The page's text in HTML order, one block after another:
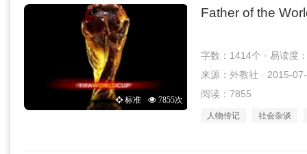
标准 7855次
Father of the
字数：1414个 · 易读度
来源：外教社 · 2015-
阅读：7855
人物传记 社会杂谈